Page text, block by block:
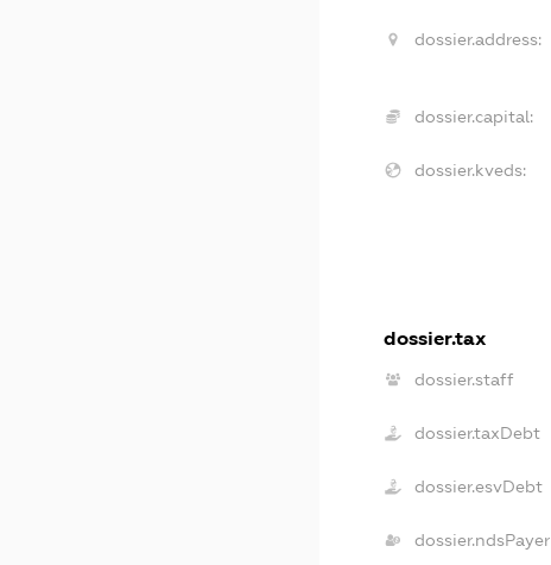
dossier.address:
dossier.capital:
dossier.kveds:
dossier.tax
dossier.staff
dossier.taxDebt
dossier.esvDebt
dossier.ndsPayer